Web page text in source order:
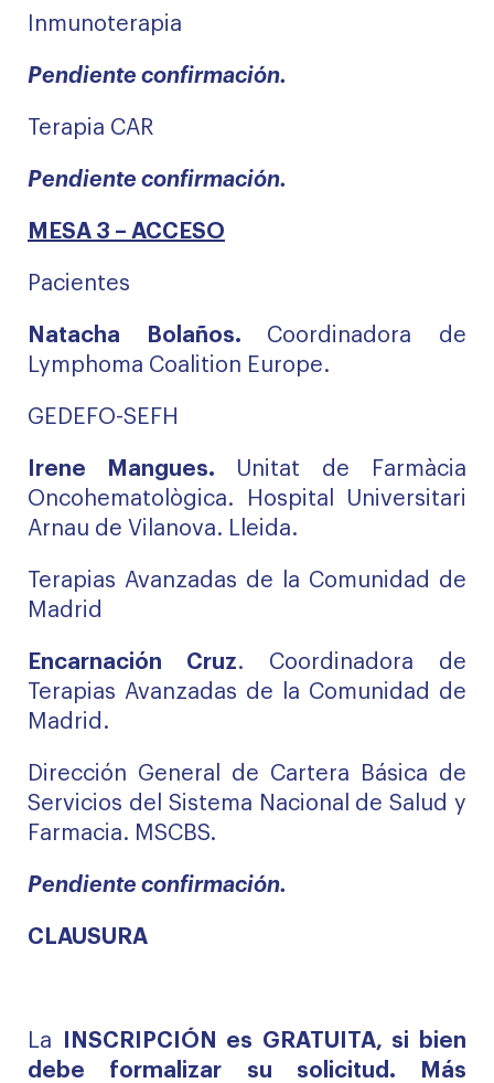
Inmunoterapia
Pendiente confirmación.
Terapia CAR
Pendiente confirmación.
MESA 3 – ACCESO
Pacientes
Natacha Bolaños. Coordinadora de
Lymphoma Coalition Europe.
GEDEFO-SEFH
Irene Mangues. Unitat de Farmàcia
Oncohematològica. Hospital Universitari
Arnau de Vilanova. Lleida.
Terapias Avanzadas de la Comunidad de
Madrid
Encarnación Cruz. Coordinadora de
Terapias Avanzadas de la Comunidad de
Madrid.
Dirección General de Cartera Básica de
Servicios del Sistema Nacional de Salud y
Farmacia. MSCBS.
Pendiente confirmación.
CLAUSURA
La
INSCRIPCIÓN es GRATUITA, si bien
debe formalizar su solicitud. Más